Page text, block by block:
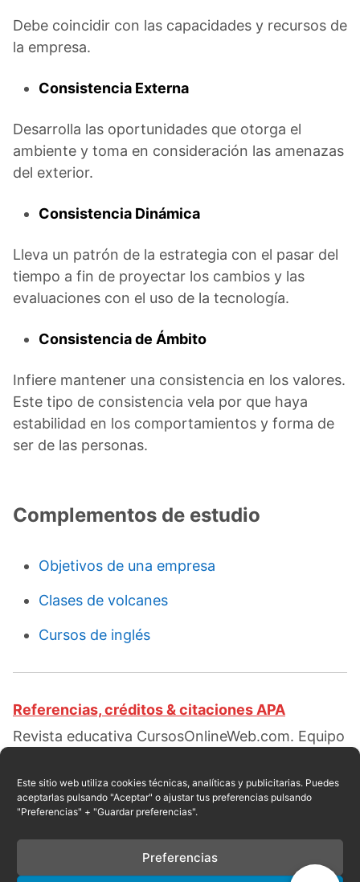
Este sitio web utiliza cookies técnicas, analíticas y publicitarias. Puedes
aceptarlas pulsando "Aceptar" o ajustar tus preferencias pulsando
"Preferencias" + "Guardar preferencias".
Preferencias
Debe coincidir con las capacidades y recursos de
la empresa.
Consistencia Externa
Desarrolla las oportunidades que otorga el
ambiente y toma en consideración las amenazas
del exterior.
Consistencia Dinámica
Lleva un patrón de la estrategia con el pasar del
tiempo a fin de proyectar los cambios y las
evaluaciones con el uso de la tecnología.
Consistencia de Ámbito
Infiere mantener una consistencia en los valores.
Este tipo de consistencia vela por que haya
estabilidad en los comportamientos y forma de
ser de las personas.
Complementos de estudio
Objetivos de una empresa
Clases de volcanes
Cursos de inglés
Referencias, créditos & citaciones APA
Revista educativa CursosOnlineWeb.com. Equipo
Clasificacion de la consistencia. Escrito por:Raul
E. Encarnación. Obtenido en fecha 08, 2026,
desde el sitio web:
https://cursosonlineweb.com/consistencia.html